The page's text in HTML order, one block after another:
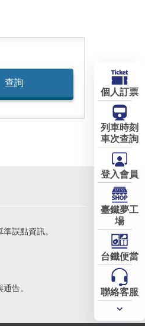
誤點資訊。
告。
個人訂票
列車時刻
車次查詢
登入會員
臺鐵夢工
場
台鐵便當
聯絡客服
常用